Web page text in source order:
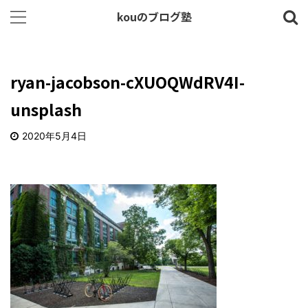
kouのブログ塾
ryan-jacobson-cXUOQWdRV4I-
unsplash
2020年5月4日